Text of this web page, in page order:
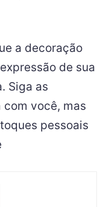
a decoração
de sua
Siga as
você, mas
pessoais